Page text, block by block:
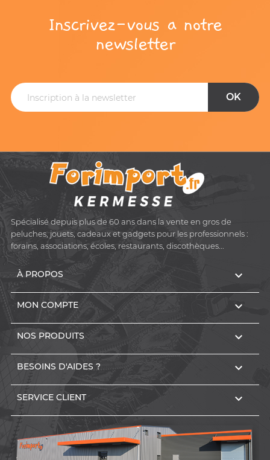
Inscrivez-vous a notre
newsletter
Spécialisé depuis plus de 60 ans dans la vente en gros de
peluches, jouets, cadeaux et gadgets pour les professionnels :
forains, associations, écoles, restaurants, discothèques...
À PROPOS 
MON COMPTE 
NOS PRODUITS 
BESOINS D'AIDES ? 
SERVICE CLIENT 